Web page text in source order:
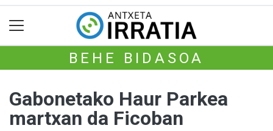
BEHE BIDASOA
Gabonetako Haur Parkea
martxan da Ficoban